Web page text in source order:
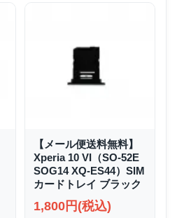
【メール便送料無料】
Xperia 10 VI（SO-52E
SOG14 XQ-ES44）SIM
カードトレイ ブラック
1,800円(税込)